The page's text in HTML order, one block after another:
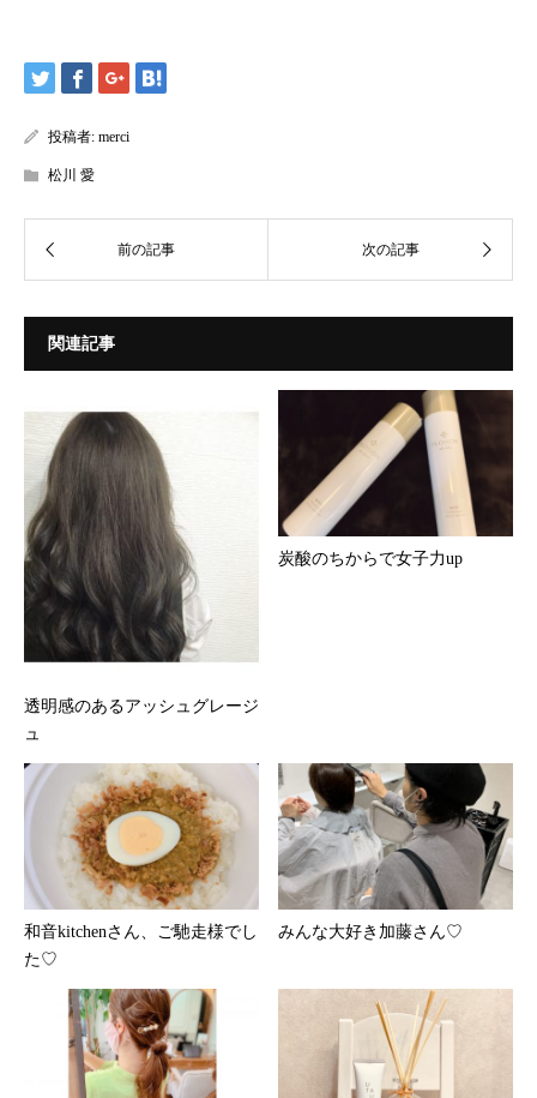
投稿者: merci
松川 愛
関連記事
透明感のあるアッシュグレージ
ュ
炭酸のちからで女子力up
和音kitchenさん、ご馳走様でし
た♡
みんな大好き加藤さん♡